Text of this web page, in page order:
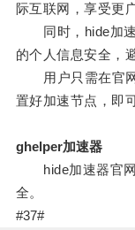
际互联网，享受更
同时，hide加速
的个人信息安全，
用户只需在官网
置好加速节点，即
ghelper加速器
hide加速器官网
全。
#37#